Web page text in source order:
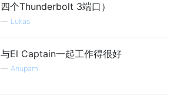
四个Thunderbolt 3端口）
— Lukas
与El Captain一起工作得很好
— Anupam